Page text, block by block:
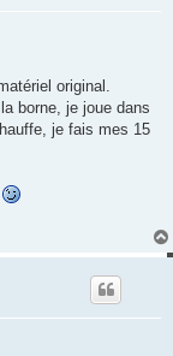
original.
borne, je joue dans
je fais mes 15